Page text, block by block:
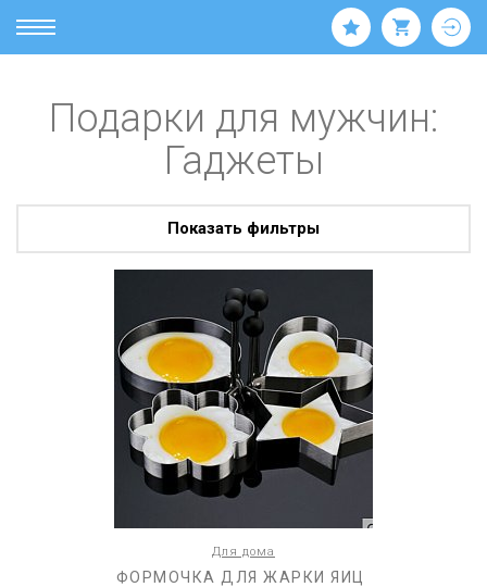
Подарки для мужчин:
Гаджеты
Показать фильтры
Для дома
ФОРМОЧКА ДЛЯ ЖАРКИ ЯИЦ